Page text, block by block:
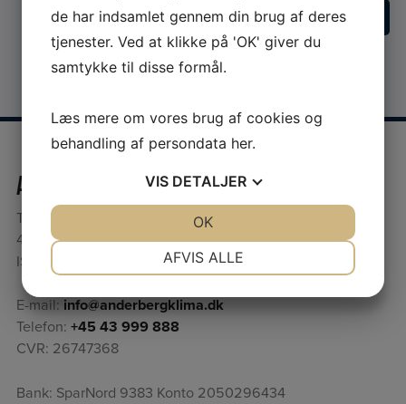
Anderberg Klima A/S
Teglværksvej 8B
4200 Slagelse
ISO9001:2015
E-mail: info@anderbergklima.dk
Telefon: +45 43 999 888
CVR: 26747368
Bank: SparNord 9383 Konto 2050296434
de har indsamlet gennem din brug af deres
tjenester. Ved at klikke på 'OK' giver du
samtykke til disse formål.
Læs mere om vores brug af cookies og
behandling af persondata her.
VIS DETALJER
MARKETING
AFVIS ALLE
OK